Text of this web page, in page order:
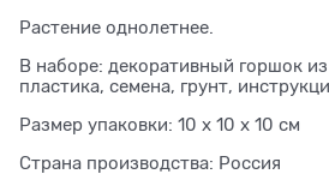
Растение однолетнее.
В наборе: декоративный горшок
пластика, семена, грунт,
Размер упаковки: 10 х 10 х 10 см
Страна производства: Россия